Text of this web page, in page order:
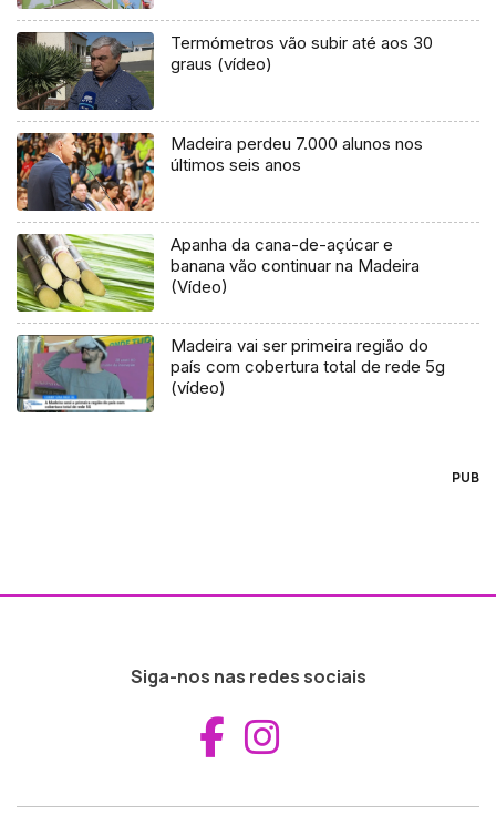
Termómetros vão subir até aos 30
graus (vídeo)
Madeira perdeu 7.000 alunos nos
últimos seis anos
Apanha da cana-de-açúcar e
banana vão continuar na Madeira
(Vídeo)
Madeira vai ser primeira região do
país com cobertura total de rede 5g
(vídeo)
PUB
Siga-nos nas redes sociais
Aceder ao